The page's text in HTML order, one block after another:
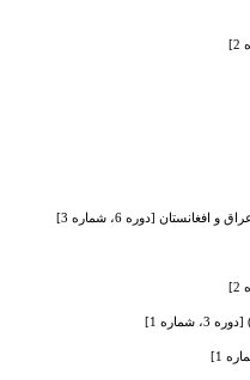
[دوره 6، شماره 3]